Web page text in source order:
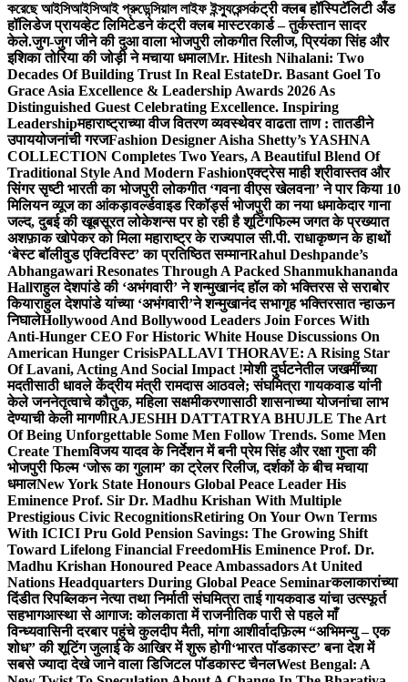
করেছে আইসিআইসিআই প্রুডেন্সিয়াল লাইফ ইন্স্যুরেন্সकंट्री क्लब हॉस्पिटॅलिटी अँड
हॉलिडेज प्रायव्हेट लिमिटेडने कंट्री क्लब मास्टरकार्ड – तुर्कस्तान सादर
केले.जुग-जुग जीने की दुआ वाला भोजपुरी लोकगीत रिलीज, प्रियंका सिंह और
इशिका तोरिया की जोड़ी ने मचाया धमालMr. Hitesh Nihalani: Two
Decades Of Building Trust In Real EstateDr. Basant Goel To
Grace Asia Excellence & Leadership Awards 2026 As
Distinguished Guest Celebrating Excellence. Inspiring
Leadershipमहाराष्ट्राच्या वीज वितरण व्यवस्थेवर वाढता ताण : तातडीने
उपाययोजनांची गरजFashion Designer Aisha Shetty’s YASHNA
COLLECTION Completes Two Years, A Beautiful Blend Of
Traditional Style And Modern Fashionएक्ट्रेस माही श्रीवास्तव और
सिंगर सृष्टी भारती का भोजपुरी लोकगीत ‘गवना वीएस खेलवना’ ने पार किया 10
मिलियन व्यूज का आंकड़ावर्ल्डवाइड रिकॉर्ड्स भोजपुरी का नया धमाकेदार गाना
जल्द, दुबई की खूबसूरत लोकेशन्स पर हो रही है शूटिंगफिल्म जगत के प्रख्यात
अशफ़ाक खोपेकर को मिला महाराष्ट्र के राज्यपाल सी.पी. राधाकृष्णन के हाथों
‘बेस्ट बॉलीवुड एक्टिविस्ट’ का प्रतिष्ठित सम्मानRahul Deshpande’s
Abhangawari Resonates Through A Packed Shanmukhananda
Hallराहुल देशपांडे की ‘अभंगवारी’ ने शन्मुखानंद हॉल को भक्तिरस से सराबोर
कियाराहुल देशपांडे यांच्या ‘अभंगवारी’ने शन्मुखानंद सभागृह भक्तिरसात न्हाऊन
निघालेHollywood And Bollywood Leaders Join Forces With
Anti-Hunger CEO For Historic White House Discussions On
American Hunger CrisisPALLAVI THORAVE: A Rising Star
Of Lavani, Acting And Social Impact !मोशी दुर्घटनेतील जखमींच्या
मदतीसाठी धावले केंद्रीय मंत्री रामदास आठवले; संघमित्रा गायकवाड यांनी
केले जननेतृत्वाचे कौतुक, महिला सक्षमीकरणासाठी शासनाच्या योजनांचा लाभ
देण्याची केली मागणीRAJESHH DATTATRYA BHUJLE The Art
Of Being Unforgettable Some Men Follow Trends. Some Men
Create Themविजय यादव के निर्देशन में बनी प्रेम सिंह और रक्षा गुप्ता की
भोजपुरी फिल्म ‘जोरू का गुलाम’ का ट्रेलर रिलीज, दर्शकों के बीच मचाया
धमालNew York State Honours Global Peace Leader His
Eminence Prof. Sir Dr. Madhu Krishan With Multiple
Prestigious Civic RecognitionsRetiring On Your Own Terms
With ICICI Pru Gold Pension Savings: The Growing Shift
Toward Lifelong Financial FreedomHis Eminence Prof. Dr.
Madhu Krishan Honoured Peace Ambassadors At United
Nations Headquarters During Global Peace Seminarकलाकारांच्या
दिंडीत रिपब्लिकन नेत्या तथा निर्माती संघमित्रा ताई गायकवाड यांचा उत्स्फूर्त
सहभागआस्था से आगाज: कोलकाता में राजनीतिक पारी से पहले माँ
विन्ध्यवासिनी दरबार पहुंचे कुलदीप मैती, मांगा आशीर्वादफ़िल्म “अभिमन्यु – एक
शोध” की शूटिंग जुलाई के आखिर में शुरू होगी‘भारत पॉडकास्ट’ बना देश में
सबसे ज्यादा देखे जाने वाला डिजिटल पॉडकास्ट चैनलWest Bengal: A